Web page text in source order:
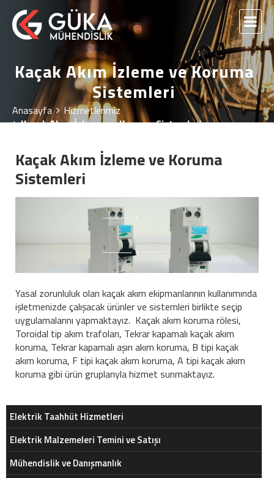
Kaçak Akım İzleme ve Koruma
Sistemleri
Anasayfa
Hizmetlerimiz
Kaçak Akım İzleme ve Koruma Sistemleri
Kaçak Akım İzleme ve Koruma
Sistemleri
Yasal zorunluluk olan kaçak akım ekipmanlarının kullanımında
işletmenizde çalışacak ürünler ve sistemleri birlikte seçip
uygulamalarını yapmaktayız. Kaçak akım koruma rölesi,
Toroidal tip akım trafoları, Tekrar kapamalı kaçak akım
koruma, Tekrar kapamalı aşırı akım koruma, B tipi kaçak
akım koruma, F tipi kaçak akım koruma, A tipi kaçak akım
koruma gibi ürün gruplarıyla hizmet sunmaktayız.
Elektrik Taahhüt Hizmetleri
Elektrik Malzemeleri Temini ve Satışı
Mühendislik ve Danışmanlık